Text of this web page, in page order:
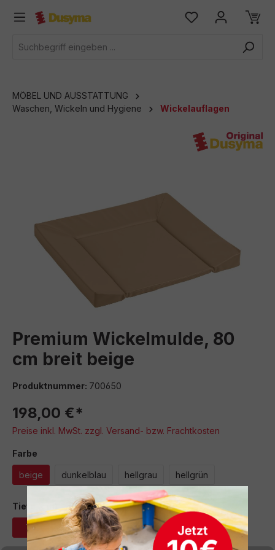
springen
MÖBEL UND AUSSTATTUNG
Waschen, Wickeln und Hygiene
Wickelauflagen
Premium Wickelmulde, 80
cm breit beige
Produktnummer: 700650
198,00 €*
Preise inkl. MwSt. zzgl. Versand- bzw. Frachtkosten
Farbe
beige dunkelblau hellgrau hellgrün
Tiefe (cm) auswählen
73 88